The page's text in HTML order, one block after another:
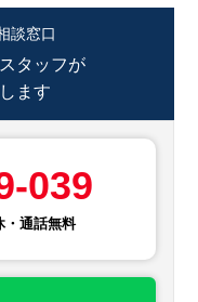
談窓口
タッフが
ます
039
・通話無料